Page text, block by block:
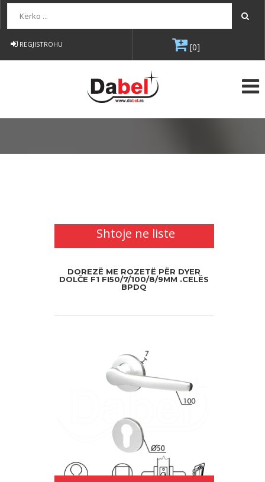
REGJISTROHU [0]
Shtoje ne liste
DOREZË ME ROZETË PËR DYER
DOLČE F1 FI50/7/100/8/9MM .CELËS
BPDQ